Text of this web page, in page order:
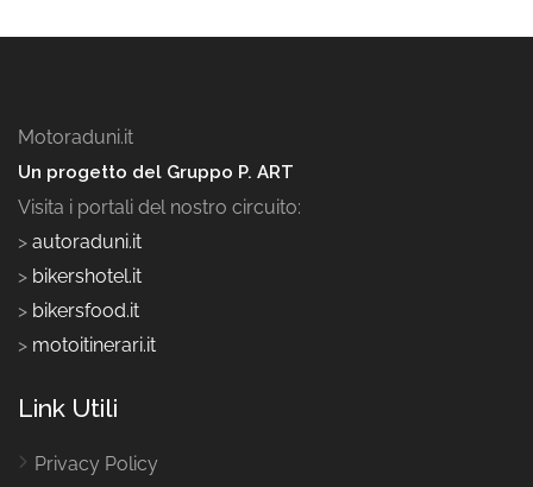
Motoraduni.it
Un progetto del Gruppo P. ART
Visita i portali del nostro circuito:
> autoraduni.it
> bikershotel.it
> bikersfood.it
> motoitinerari.it
Link Utili
Privacy Policy